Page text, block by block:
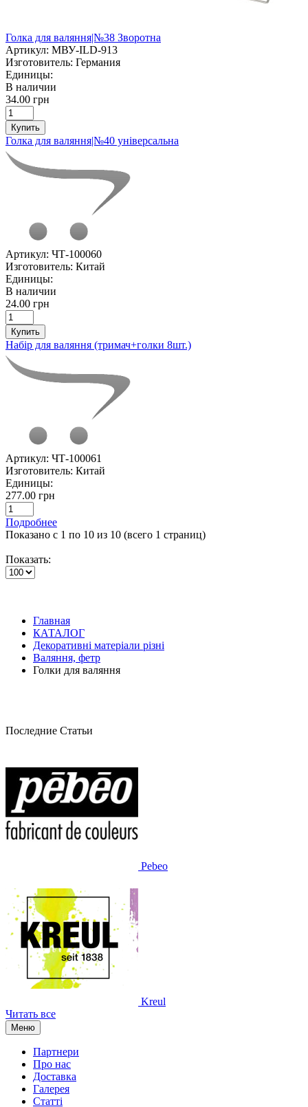
Голка для валяння|№38 Зворотна
Артикул: МВУ-ILD-913
Изготовитель: Германия
Единицы:
В наличии
34.00 грн
Купить
Голка для валяння|№40 універсальна
Артикул: ЧТ-100060
Изготовитель: Китай
Единицы:
В наличии
24.00 грн
Купить
Набір для валяння (тримач+голки 8шт.)
Артикул: ЧТ-100061
Изготовитель: Китай
Единицы:
277.00 грн
Подробнее
Показано с 1 по 10 из 10 (всего 1 страниц)
Показать:
Главная
КАТАЛОГ
Декоративні матеріали різні
Валяння, фетр
Голки для валяння
Последние Статьи
Pebeo
Kreul
Читать все
Меню
Партнери
Про нас
Доставка
Галерея
Статтi